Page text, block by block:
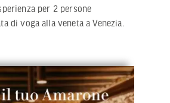
per 2 persone
di voga alla veneta a Venezia.